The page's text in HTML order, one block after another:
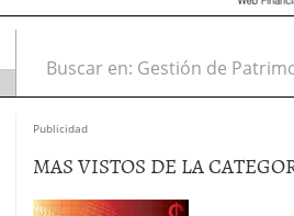
Buscar en:
Publicidad
MAS VISTOS DE LA